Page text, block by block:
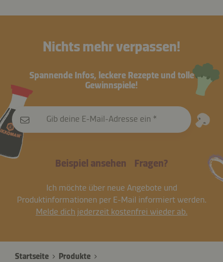
Nichts mehr verpassen!
Spannende Infos, leckere Rezepte und tolle
Gewinnspiele!
Gib deine E-Mail-Adresse ein
Beispiel ansehen Fragen?
Ich möchte über neue Angebote und
Produktinformationen per E-Mail informiert werden.
Melde dich jederzeit kostenfrei wieder ab.
Startseite
Produkte